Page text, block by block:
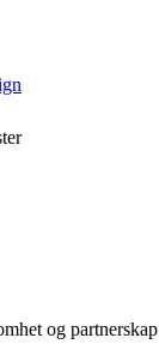
og partnerskap